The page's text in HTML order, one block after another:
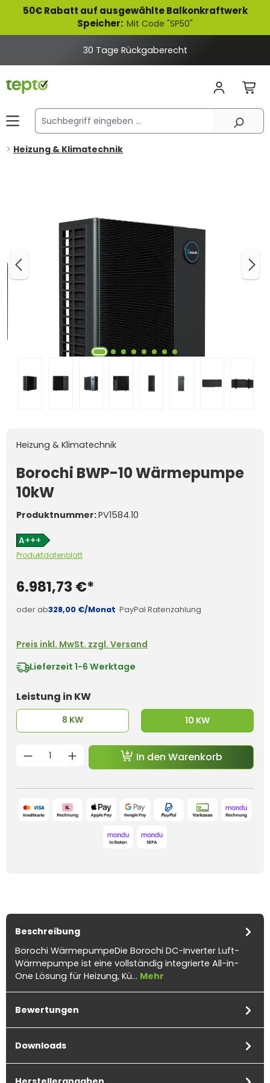
springen
50€ Rabatt auf ausgewählte Balkonkraftwerk
Speicher: Mit Code "SP50"
30 Tage Rückgaberecht
Heizung & Klimatechnik
Heizung & Klimatechnik
Borochi BWP-10 Wärmepumpe
10kW
Produktnummer:PV1584.10
A+++
Produktdatenblatt
6.981,73 €*
oder ab328,00 €/Monat ·PayPal Ratenzahlung
Preis inkl. MwSt. zzgl. Versand
Lieferzeit 1-6 Werktage
Leistung in KWauswählen
8 KW 10 KW
Produkt Anzahl: Gib den
In den Warenkorb
Beschreibung
Borochi WärmepumpeDie Borochi DC-Inverter Luft-
Wärmepumpe ist eine vollständig integrierte All-in-
One Lösung für Heizung, Kü… Mehr
Bewertungen
Downloads